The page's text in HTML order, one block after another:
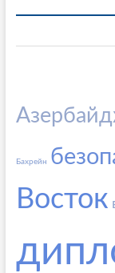
Бахрейн
Восток